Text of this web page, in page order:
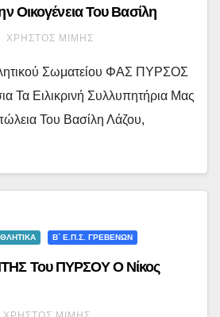
Οικογένεια Του Βασίλη
ΧΡΉΣΤΟΣ ΜΊΜΗΣ
Σωματείου ΦΑΣ ΠΥΡΣΟΣ
Τα Ειλικρινή Συλλυπητήρια Μας
Του Βασίλη Λάζου,
Β΄ Ε.Π.Σ. ΓΡΕΒΕΝΏΝ
Του ΠΥΡΣΟΥ Ο Νίκος